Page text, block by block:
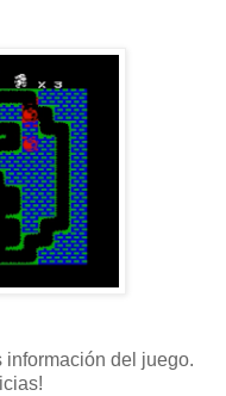
información del juego.